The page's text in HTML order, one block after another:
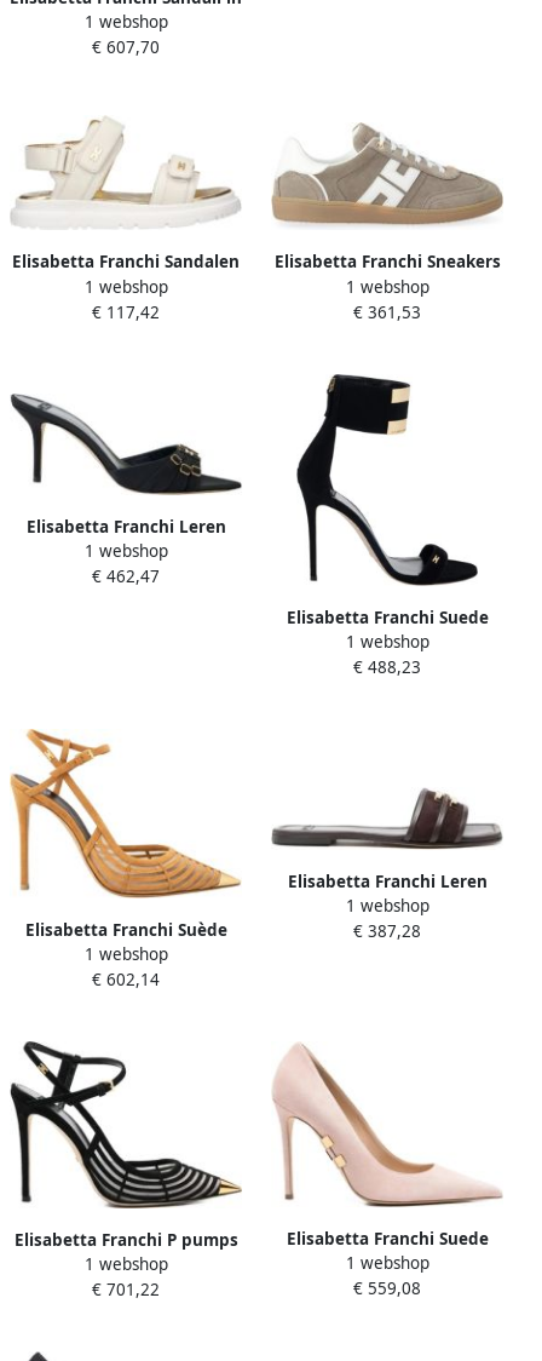
raso con ganci
1 webshop
€ 607,70
Elisabetta Franchi Sandalen
1 webshop
€ 117,42
Elisabetta Franchi Sneakers
1 webshop
€ 361,53
Elisabetta Franchi Leren
Klompen
1 webshop
€ 462,47
Elisabetta Franchi Suede
Sandalen met Juweel Logo
1 webshop
€ 488,23
Elisabetta Franchi Suède
Pumps met Juweel Logo
1 webshop
€ 602,14
Elisabetta Franchi Leren
Platte Sandaal met Logo
Detail
1 webshop
€ 387,28
Elisabetta Franchi P pumps
met spitse neus
1 webshop
€ 701,22
Elisabetta Franchi Suede
pumps met juweellogo
1 webshop
€ 559,08